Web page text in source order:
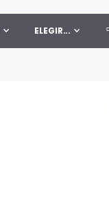
ELEGIR...